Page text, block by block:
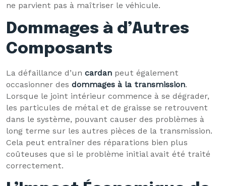
ne parvient pas à maîtriser le véhicule.
Dommages à d’Autres
Composants
La défaillance d’un cardan peut également
occasionner des dommages à la transmission.
Lorsque le joint intérieur commence à se dégrader,
les particules de métal et de graisse se retrouvent
dans le système, pouvant causer des problèmes à
long terme sur les autres pièces de la transmission.
Cela peut entraîner des réparations bien plus
coûteuses que si le problème initial avait été traité
correctement.